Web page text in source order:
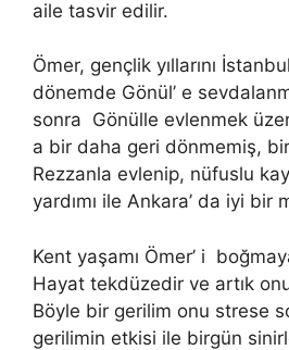
aile tasvir edilir.
Ömer, gençlik yıllarını
dönemde Gönül’ e
sonra Gönülle evlenmek
a bir daha geri dönmemiş, bir
Rezzanla evlenip, nüfuslu
yardımı ile Ankara’ da iyi bir
Kent yaşamı Ömer’ i
Hayat tekdüzedir ve artık
Böyle bir gerilim onu strese
gerilimin etkisi ile birgün